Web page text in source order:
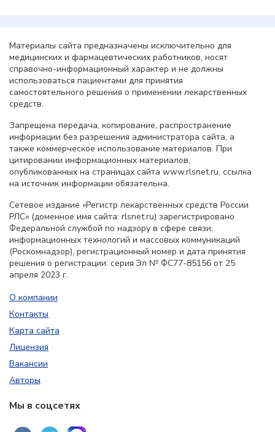
Материалы сайта предназначены исключительно для
медицинских и фармацевтических работников, носят
справочно-информационный характер и не должны
использоваться пациентами для принятия
самостоятельного решения о применении лекарственных
средств.
Запрещена передача, копирование, распространение
информации без разрешения администратора сайта, а
также коммерческое использование материалов. При
цитировании информационных материалов,
опубликованных на страницах сайта www.rlsnet.ru, ссылка
на источник информации обязательна.
Сетевое издание «Регистр лекарственных средств России
РЛС» (доменное имя сайта: rlsnet.ru) зарегистрировано
Федеральной службой по надзору в сфере связи,
информационных технологий и массовых коммуникаций
(Роскомнадзор), регистрационный номер и дата принятия
решения о регистрации: серия Эл № ФС77-85156 от 25
апреля 2023 г.
О компании
Контакты
Карта сайта
Лицензия
Вакансии
Авторы
Мы в соцсетях